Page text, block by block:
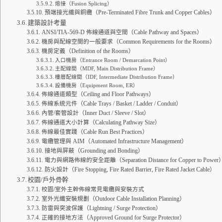
熔接（Fusion Splicing）
預端接光纖與銅纜（Pre-Terminated Fibre Trunk and Copper Cables）
建築設計考量
ANSI/TIA-569-D 佈線通道與空間（Cable Pathway and Spaces）
機房與配線空間的一般要求（Common Requirements for the Rooms）
機房定義（Definition of the Rooms）
入口機房（Entrance Room / Demarcation Point）
主配線間（MDF, Main Distribution Frame）
樓層配線間（IDF, Intermediate Distribution Frame）
設備機房（Equipment Room, ER）
佈線通道類型（Ceiling and Floor Pathways）
佈線系統元件（Cable Trays / Basket / Ladder / Conduit）
內管/套管設計（Inner Duct / Sleeve / Slot）
佈線通道大小計算（Calculating Pathway Size）
佈線最佳實踐（Cable Run Best Practices）
電纜管理與 AIM（Automated Infrastructure Management）
接地與屏蔽（Grounding and Bonding）
電力與網路佈線的安全距離（Separation Distance for Copper to Power
防火設計（Fire Stopping, Fire Rated Barrier, Fire Rated Jacket Cable）
校園/戶外骨幹
校園/室外主幹佈線常見電纜與安裝方式
室外光纖安裝規劃（Outdoor Cable Installation Planning）
防雷與突波保護（Lightning / Surge Protection）
正確的接地方法（Approved Ground for Surge Protector）